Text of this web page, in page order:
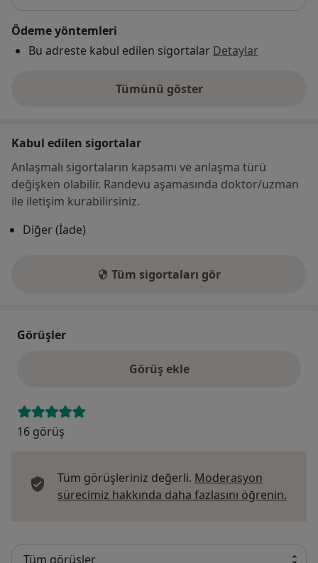
Ödeme yöntemleri
Bu adreste kabul edilen sigortalar Detaylar
Tümünü göster
adres hakkında
Kabul edilen sigortalar
Anlaşmalı sigortaların kapsamı ve anlaşma türü
değişken olabilir. Randevu aşamasında doktor/uzman
ile iletişim kurabilirsiniz.
Diğer (İade)
Tüm sigortaları gör
Görüşler
Görüş ekle
16 görüş
Tüm görüşleriniz değerli. Moderasyon
sürecimiz hakkında daha fazlasını öğrenin.